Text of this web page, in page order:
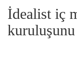
İdealist iç
kuruluşunu